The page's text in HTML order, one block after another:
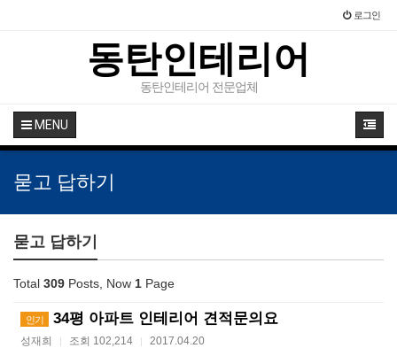
로그인
동탄인테리어
동탄인테리어 전문업체
MENU
묻고 답하기
묻고 답하기
Total 309 Posts, Now 1 Page
인기 34평 아파트 인테리어 견적문의요
성재희 | 조회 102,214 | 2017.04.20